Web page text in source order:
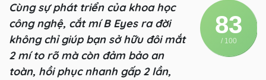
83
/ 100
Cùng sự phát triển của khoa học
công nghệ, cắt mí B Eyes ra đời
không chỉ giúp bạn sở hữu đôi mắt
2 mí to rõ mà còn đảm bảo an
toàn, hồi phục nhanh gấp 2 lần,